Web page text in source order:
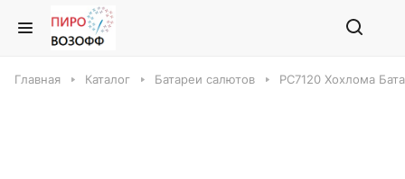
Главная Каталог Батареи салютов РС7120 Хохлома